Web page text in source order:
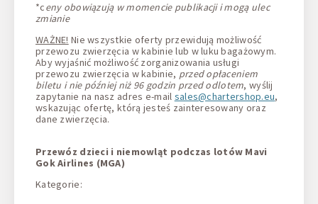
*ceny obowiązują w momencie publikacji i mogą ulec
zmianie
WAŻNE! Nie wszystkie oferty przewidują możliwość
przewozu zwierzęcia w kabinie lub w luku bagażowym.
Aby wyjaśnić możliwość zorganizowania usługi
przewozu zwierzęcia w kabinie, przed opłaceniem
biletu i nie później niż 96 godzin przed odlotem, wyślij
zapytanie na nasz adres e-mail sales@chartershop.eu,
wskazując ofertę, którą jesteś zainteresowany oraz
dane zwierzęcia.
Przewóz dzieci i niemowląt podczas lotów Mavi
Gok Airlines (MGA)
Kategorie: